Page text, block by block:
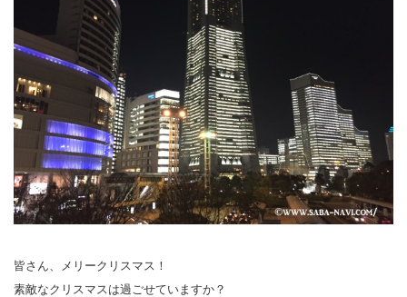
皆さん、メリークリスマス！
素敵なクリスマスは過ごせていますか？